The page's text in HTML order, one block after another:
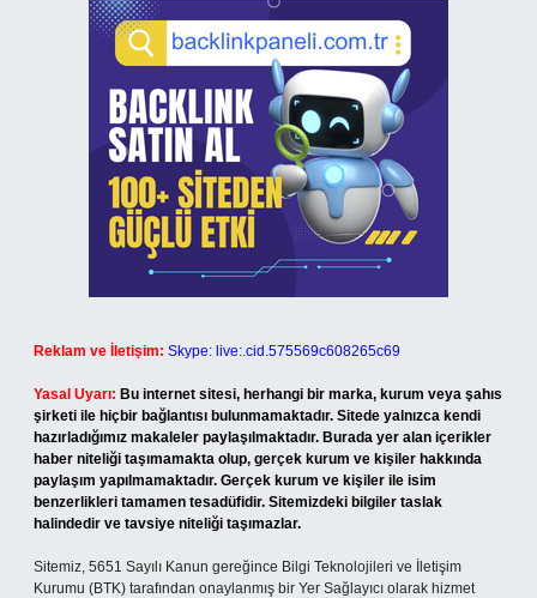
Reklam ve İletişim: Skype: live:.cid.575569c608265c69
Yasal Uyarı: Bu internet sitesi, herhangi bir marka, kurum veya şahıs
şirketi ile hiçbir bağlantısı bulunmamaktadır. Sitede yalnızca kendi
hazırladığımız makaleler paylaşılmaktadır. Burada yer alan içerikler
haber niteliği taşımamakta olup, gerçek kurum ve kişiler hakkında
paylaşım yapılmamaktadır. Gerçek kurum ve kişiler ile isim
benzerlikleri tamamen tesadüfidir. Sitemizdeki bilgiler taslak
halindedir ve tavsiye niteliği taşımazlar.
Sitemiz, 5651 Sayılı Kanun gereğince Bilgi Teknolojileri ve İletişim
Kurumu (BTK) tarafından onaylanmış bir Yer Sağlayıcı olarak hizmet